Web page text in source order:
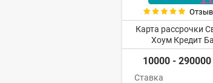
Карта рассрочки
Хоум Кредит
10000 - 290000
Ставка